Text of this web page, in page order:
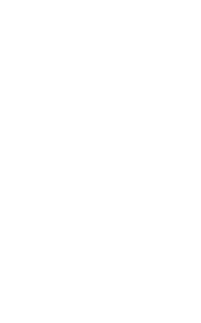
de enfermedades,
a los objetos Encuentro
de contacto.
busque y seleccione
la cadena de transmisión.
se conectan cuentas y